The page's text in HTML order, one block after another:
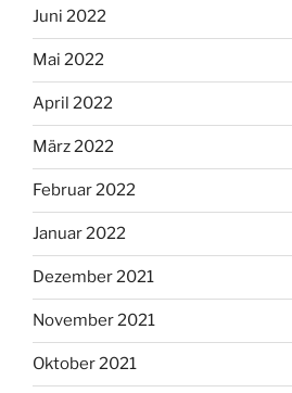
Juni 2022
Mai 2022
April 2022
März 2022
Februar 2022
Januar 2022
Dezember 2021
November 2021
Oktober 2021